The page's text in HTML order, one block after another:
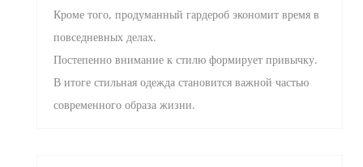
Кроме того, продуманный гардероб экономит время в
повседневных делах.
Постепенно внимание к стилю формирует привычку.
В итоге стильная одежда становится важной частью
современного образа жизни.